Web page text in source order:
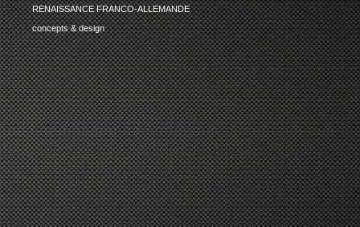
RENAISSANCE FRANCO-ALLEMANDE
concepts & design